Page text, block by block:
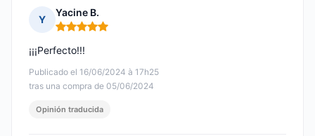
Y
Yacine B.
Nota: 5 de 5
Publicado el 16/06/2024 à 17h25
tras una compra de 05/06/2024
¡¡¡Perfecto!!!
Opinión traducida